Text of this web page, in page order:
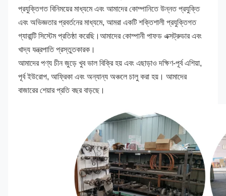
প্রযুক্তিগত বিনিময়ের মাধ্যমে এবং আমাদের কোম্পানিতে উন্নত প্রযুক্তি
এবং অভিজ্ঞতার প্রবর্তনের মাধ্যমে, আমরা একটি শক্তিশালী প্রযুক্তিগত
গ্যারান্টি সিস্টেম প্রতিষ্ঠা করেছি।আমাদের কোম্পানী পাফড এক্সট্রুডার এবং
খাদ্য যন্ত্রপাতি প্রস্তুতকারক।
আমাদের পণ্য চীন জুড়ে খুব ভাল বিক্রি হয় এবং এছাড়াও দক্ষিণ-পূর্ব এশিয়া,
পূর্ব ইউরোপ, আফ্রিকা এবং অন্যান্য অঞ্চলে চালু করা হয়। আমাদের
বাজারের শেয়ার প্রতি বছর বাড়ছে।